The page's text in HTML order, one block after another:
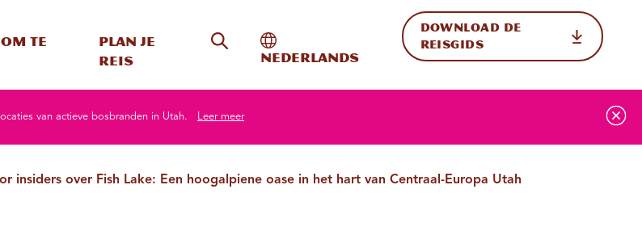
te
Plan je
reis
Zoeken op de site
Internationale weergave in-/uitschakelen
Nederlands
DOWNLOAD DE
REISGIDS
van actieve bosbranden in Utah. Leer meer
insiders over Fish Lake: Een hoogalpiene oase in het hart van Centraal-Europa Utah